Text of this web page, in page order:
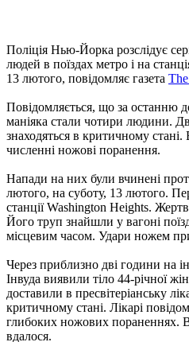
Поліція Нью-Йорка розслідує
людей в поїздах метро і на
13 лютого, повідомляє газета
Повідомляється, що за останню
маніяка стали чотири людини.
знаходяться в критичному
численні ножові поранення.
Напади на них були вчинені
лютого, на суботу, 13 лютого.
станції Washington Heights.
Його труп знайшли у вагоні
місцевим часом. Удари ножем
Через приблизно дві години на
Інвуда виявили тіло 44-річної
доставили в пресвітеріанську
критичному стані. Лікарі
глибоких ножових пораненнях.
вдалося.